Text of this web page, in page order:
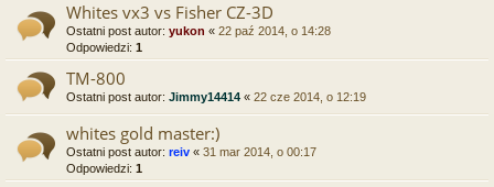
Whites vx3 vs Fisher CZ-3D
Ostatni post autor: yukon « 22 paź 2014, o 14:28
Odpowiedzi: 1
TM-800
Ostatni post autor: Jimmy14414 « 22 cze 2014, o 12:19
whites gold master:)
Ostatni post autor: reiv « 31 mar 2014, o 00:17
Odpowiedzi: 1